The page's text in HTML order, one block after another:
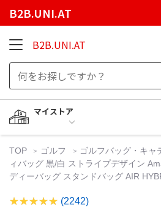
B2B.UNI.AT
B2B.UNI.AT
マイストア
TOP ゴルフ ゴルフバッグ・キャ
ィバッグ 黒/白 ストライプデザイン
ディーバッグ スタンドバッグ AIR
(2242)